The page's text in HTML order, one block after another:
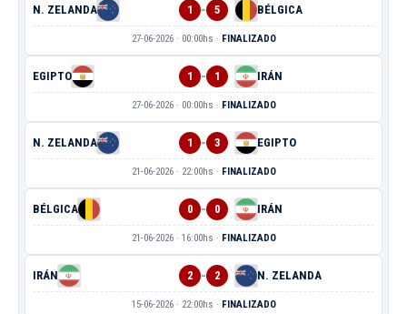
N. ZELANDA 1 - 5 BÉLGICA
27-06-2026 · 00:00hs · FINALIZADO
EGIPTO 1 - 1 IRÁN
27-06-2026 · 00:00hs · FINALIZADO
N. ZELANDA 1 - 3 EGIPTO
21-06-2026 · 22:00hs · FINALIZADO
BÉLGICA 0 - 0 IRÁN
21-06-2026 · 16:00hs · FINALIZADO
IRÁN 2 - 2 N. ZELANDA
15-06-2026 · 22:00hs · FINALIZADO